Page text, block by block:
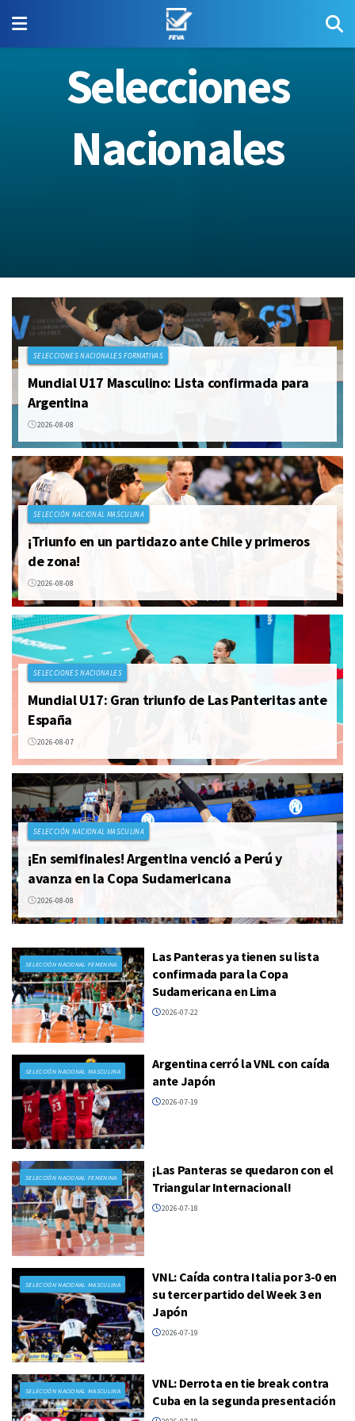
Selecciones
Nacionales
SELECCIONES NACIONALES FORMATIVAS
Mundial U17 Masculino: Lista confirmada para
Argentina
2026-08-08
SELECCIÓN NACIONAL MASCULINA
¡Triunfo en un partidazo ante Chile y primeros
de zona!
2026-08-08
SELECCIONES NACIONALES
Mundial U17: Gran triunfo de Las Panteritas ante
España
2026-08-07
SELECCIÓN NACIONAL MASCULINA
¡En semifinales! Argentina venció a Perú y
avanza en la Copa Sudamericana
2026-08-08
SELECCIÓN NACIONAL FEMENINA
Las Panteras ya tienen su lista
confirmada para la Copa
Sudamericana en Lima
2026-07-22
SELECCIÓN NACIONAL MASCULINA
Argentina cerró la VNL con caída
ante Japón
2026-07-19
SELECCIÓN NACIONAL FEMENINA
¡Las Panteras se quedaron con el
Triangular Internacional!
2026-07-18
SELECCIÓN NACIONAL MASCULINA
VNL: Caída contra Italia por 3-0 en
su tercer partido del Week 3 en
Japón
2026-07-19
SELECCIÓN NACIONAL MASCULINA
VNL: Derrota en tie break contra
Cuba en la segunda presentación